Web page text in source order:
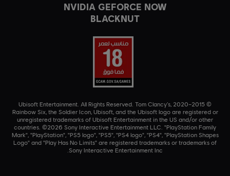
NVIDIA GEFORCE NOW
BLACKNUT
© 2015–2020 Ubisoft Entertainment. All Rights Reserved. Tom Clancy’s,
Rainbow Six, the Soldier Icon, Ubisoft, and the Ubisoft logo are registered or
unregistered trademarks of Ubisoft Entertainment in the US and/or other
countries. ©2026 Sony Interactive Entertainment LLC. "PlayStation Family
Mark", "PlayStation", "PS5 logo", "PS5", "PS4 logo", "PS4", "PlayStation Shapes
Logo" and "Play Has No Limits" are registered trademarks or trademarks of
Sony Interactive Entertainment Inc.